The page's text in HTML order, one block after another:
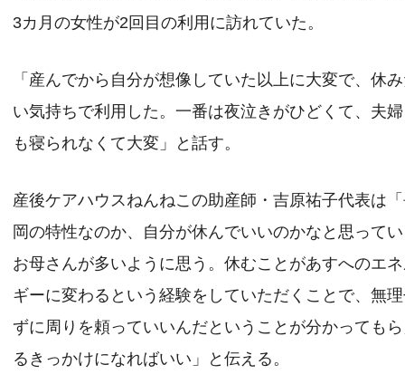
3カ月の女性が2回目の利用に訪れていた。
「産んでから自分が想像していた以上に大変で、休
い気持ちで利用した。一番は夜泣きがひどくて、夫
も寝られなくて大変」と話す。
産後ケアハウスねんねこの助産師・吉原祐子代表は
岡の特性なのか、自分が休んでいいのかなと思って
お母さんが多いように思う。休むことがあすへのエ
ギーに変わるという経験をしていただくことで、無
ずに周りを頼っていいんだということが分かっても
るきっかけになればいい」と伝える。